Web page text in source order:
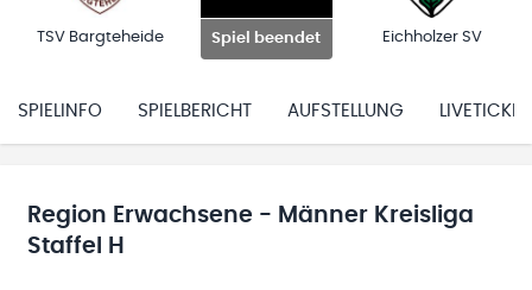
TSV Bargteheide Spiel beendet Eichholzer SV
SPIELINFO SPIELBERICHT AUFSTELLUNG LIVETICKER
Region Erwachsene - Männer Kreisliga
Staffel H